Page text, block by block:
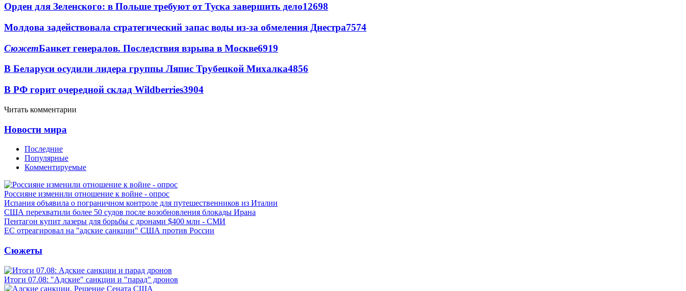
Орден для Зеленского: в Польше требуют от Туска завершить дело12698
Молдова задействовала стратегический запас воды из-за обмеления Днестра7574
СюжетБанкет генералов. Последствия взрыва в Москве6919
В Беларуси осудили лидера группы Ляпис Трубецкой Михалка4856
В РФ горит очередной склад Wildberries3904
Читать комментарии
Новости мира
Последние
Популярные
Комментируемые
Россияне изменили отношение к войне - опрос
Испания объявила о пограничном контроле для путешественников из Италии
США перехватили более 50 судов после возобновления блокады Ирана
Пентагон купит лазеры для борьбы с дронами $400 млн - СМИ
ЕС отреагировал на "адские санкции" США против России
Сюжеты
Итоги 07.08: "Адские" санкции и "парад" дронов